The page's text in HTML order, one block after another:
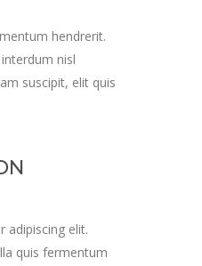
hendrerit.
nisl
suscipit, elit quis
adipiscing elit.
quis fermentum